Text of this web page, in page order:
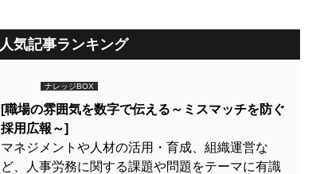
人気記事ランキング
ナレッジBOX
[職場の雰囲気を数字で伝える～ミスマッチを防ぐ
採用広報～]
マネジメントや人材の活用・育成、組織運営な
ど、人事労務に関する課題や問題をテーマに有識